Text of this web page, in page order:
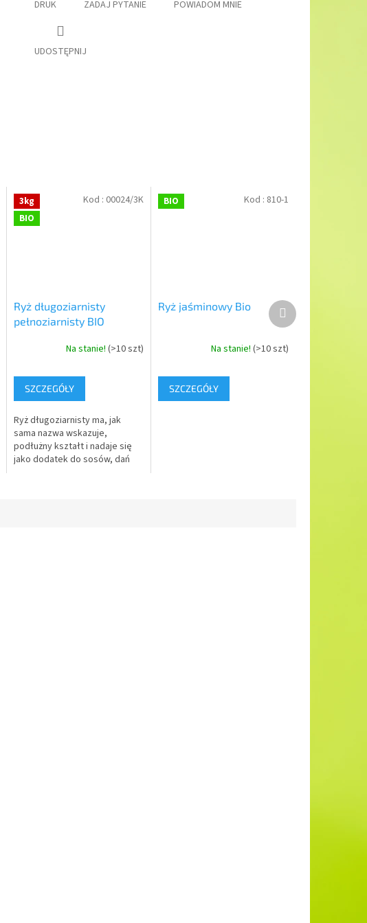
DRUK ZADAJ PYTANIE POWIADOM MNIE
UDOSTĘPNIJ
3kg
BIO
Ryż długoziarnisty
pełnoziarnisty BIO
Na stanie!(>10 szt)
SZCZEGÓŁY
Ryż długoziarnisty ma, jak
sama nazwa wskazuje,
podłużny kształt i nadaje się
jako dodatek do sosów, dań
Kod : 00024/3K BIO
Ryż jaśminowy Bio
Na stanie! (>10 szt)
SZCZEGÓŁY
Kod : 810-1
Produkt
następny